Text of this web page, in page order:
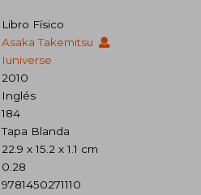
Libro Físico
Asaka Takemitsu
Iuniverse
2010
Inglés
184
Tapa Blanda
22.9 x 15.2 x 1.1 cm
0.28
9781450271110